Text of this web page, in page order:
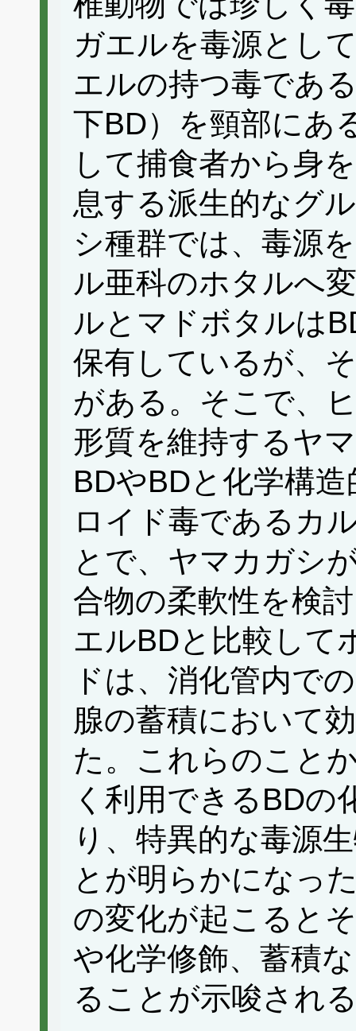
ガエルを毒源とし
エルの持つ毒であ
下BD）を頸部にあ
して捕食者から身
息する派生的なグ
シ種群では、毒源
ル亜科のホタルへ
ルとマドボタルは
保有しているが、
がある。そこで、
形質を維持するヤ
BDやBDと化学構
ロイド毒であるカ
とで、ヤマカガシ
合物の柔軟性を検
エルBDと比較して
ドは、消化管内で
腺の蓄積において
た。これらのこと
く利用できるBDの
り、特異的な毒源
とが明らかになっ
の変化が起こると
や化学修飾、蓄積
ることが示唆され